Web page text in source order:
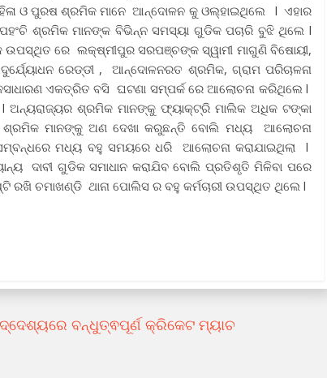
ଓ ପୁରଷ ଶ୍ରମିକ ମାନେ ଆନ୍ଦୋଳନ କୁ ଓଲ୍ହାଇଥିଲେ l ଏହାର
ଶ୍ରମିକ ମାନଙ୍କ ବିଭିନ୍ନ ସମସ୍ୟା ଗୁଡିକ ପଚାରି ବୁଝି ଥିଲେ l
ଉପସ୍ଥିତ ରେ ଲକ୍ଷ୍ମୀପୁର ସରପଞ୍ଚଙ୍କ ସ୍ୱାମୀ ମାଗୁଣି ବିଷୋୟୀ,
ରେଡ୍ଡୀ , ଆନ୍ଦୋଳନରତ ଶ୍ରମିକ, ଗ୍ରାମ ପରିଚାଳନା
ଏକତ୍ରିତ ବସି ଘଟଣା ସମ୍ପର୍କ ରେ ଆଲୋଚନା କରିଥିଲେ l
ଅନ୍ୟରାଜ୍ୟର ଶ୍ରମିକ ମାନଙ୍କୁ ଫ୍ୟାକ୍ଟ୍ରି ମାଲିକ ଅଧିକ ଟଙ୍କା
ଶ୍ରମିକ ମାନଙ୍କୁ ଅଣ ଦେଖା କରୁଛନ୍ତି ବୋଲି ମଧ୍ୟ ଆଲୋଚନା
ମଧ୍ୟ ବହୁ ସମୟରେ ଧରି ଆଲୋଚନା କରାଯାଇଥିଲା l
ଦାବୀ ଗୁଡିକ ସମାଧାନ କରାଯିବ ବୋଲି ପ୍ରତିଶୃତି ମିଳିବା ପରେ
ଚମାଖଣ୍ଡି ଥାନା ପୋଲିସ ର ବହୁ କର୍ମଚାରୀ ଉପସ୍ଥିତ ଥିଲେ l
ବନ୍ଧୁତ୍ଵପୂର୍ଣ କ୍ରିକେଟ ମ୍ୟାଚ